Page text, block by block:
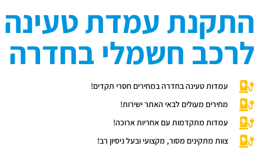
התקנת עמדת טעינה
לרכב חשמלי בחדרה
עמדות טעינה בחדרה במחירים חסרי תקדים!
מחירים מעולים לבאי האתר ישירות!
עמדות מתקדמות עם אחריות ארוכה!
צוות מתקינים מסור, מקצועי ובעל ניסיון רב!